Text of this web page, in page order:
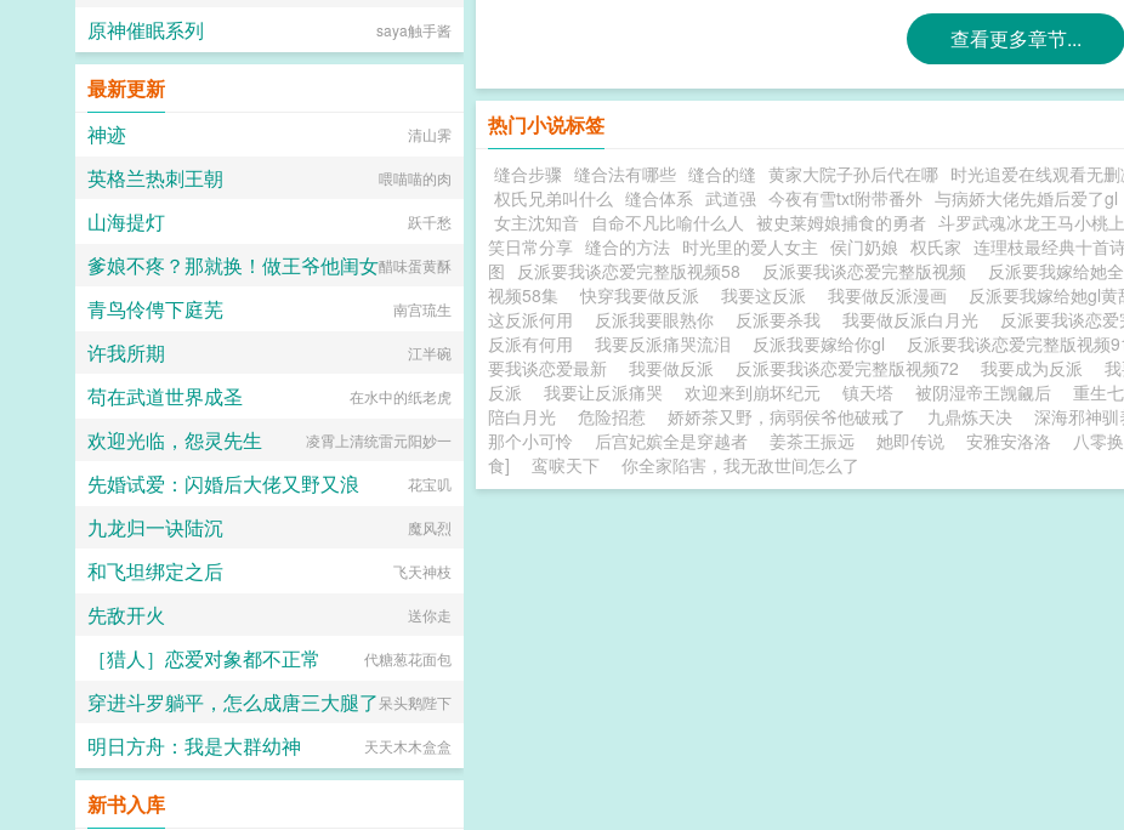
查看更多章节...
热门小说标签
缝合步骤 缝合法有哪些 缝合的缝 黄家大院子孙后代在哪 时光追爱在线观看无
权氏兄弟叫什么 缝合体系 武道强 今夜有雪txt附带番外 与病娇大佬先婚后爱了gl
女主沈知音 自命不凡比喻什么人 被史莱姆娘捕食的勇者 斗罗武魂冰龙王马小桃
笑日常分享 缝合的方法 时光里的爱人女主 侯门奶娘 权氏家 连理枝最经典十首诗
图
反派要我谈恋爱完整版视频58 反派要我谈恋爱完整版视频 反派要我嫁给她
视频58集
快穿我要做反派 我要这反派 我要做反派漫画 反派要我嫁给她gl黄
这反派何用
反派我要眼熟你 反派要杀我 我要做反派白月光 反派要我谈恋
反派有何用
我要反派痛哭流泪 反派我要嫁给你gl 反派要我谈恋爱完整版视频
要我谈恋爱最新
我要做反派 反派要我谈恋爱完整版视频72 我要成为反派
反派
我要让反派痛哭 欢迎来到崩坏纪元 镇天塔 被阴湿帝王觊觎后 重生
陪白月光
危险招惹 娇娇茶又野，病弱侯爷他破戒了 九鼎炼天决 深海邪神驯
那个小可怜
后宫妃嫔全是穿越者 姜茶王振远 她即传说 安雅安洛洛 八零
食]
鸾唳天下 你全家陷害，我无敌世间怎么了
火锅气候
原神催眠系列 saya触手酱
最新更新
神迹
清山霁
英格兰热刺王朝 喂喵喵的肉
山海提灯 跃千愁
爹娘不疼？那就换！做王爷他闺女醋味蛋黄酥
青鸟伶俜下庭芜 南宫琉生
许我所期 江半碗
苟在武道世界成圣 在水中的纸老虎
欢迎光临，怨灵先生 凌霄上清统雷元阳妙一
先婚试爱：闪婚后大佬又野又浪 花宝叽
九龙归一诀陆沉 魔风烈
和飞坦绑定之后 飞天神枝
先敌开火 送你走
［猎人］恋爱对象都不正常 代糖葱花面包
穿进斗罗躺平，怎么成唐三大腿了呆头鹅陛下
明日方舟：我是大群幼神 天天木木盒盒
新书入库